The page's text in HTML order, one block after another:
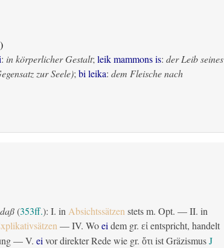
)
: in körperlicher Gestalt; leik mammons is: der Leib seines
zur Seele); bi leika: dem Fleische nach
(353ff.): I. in Absichtssätzen stets m. Opt. — II. in
— IV. Woei dem gr. εἰ entspricht, handelt
— V. ei vor direkter Rede wie gr. ὅτι ist GräzismusJ